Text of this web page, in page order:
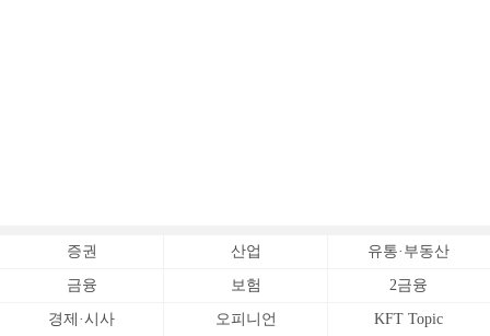
증권 산업 유통·부동산
금융 보험 2금융
경제·시사 오피니언 KFT Topic